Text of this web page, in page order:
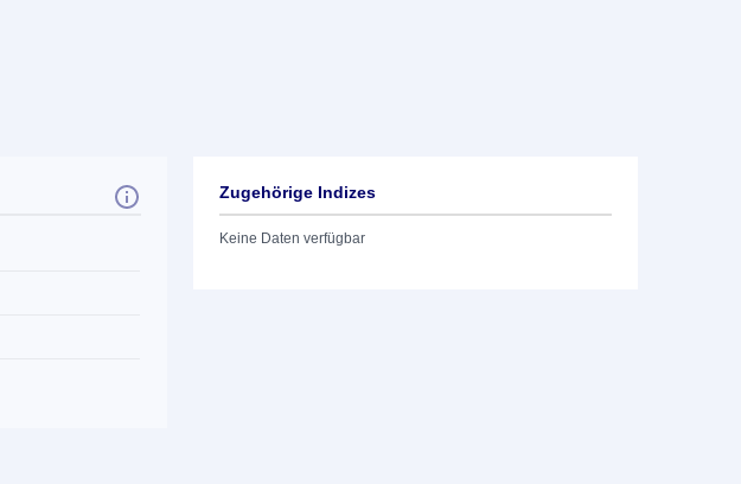
Zugehörige Indizes
Keine Daten verfügbar